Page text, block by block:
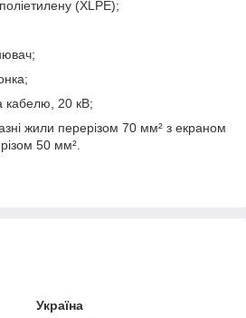
(XLPE);
кабелю, 20 кВ;
жили перерізом 70 мм² з екраном
50 мм².
Україна